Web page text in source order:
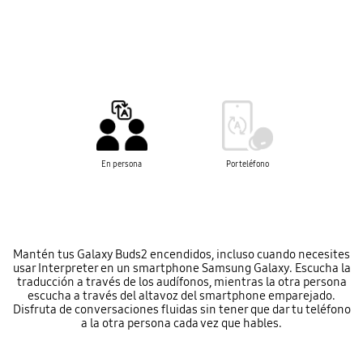
En persona Por teléfono
Mantén tus Galaxy Buds2 encendidos, incluso cuando necesites
usar Interpreter en un smartphone Samsung Galaxy. Escucha la
traducción a través de los audífonos, mientras la otra persona
escucha a través del altavoz del smartphone emparejado.
Disfruta de conversaciones fluidas sin tener que dar tu teléfono
a la otra persona cada vez que hables.